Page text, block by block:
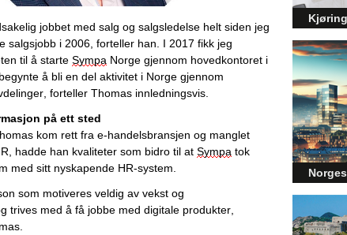
jobbet med salg og salgsledelse helt siden jeg
salgsjobb i 2006, forteller han. I 2017 fikk jeg
til å starte Sympa Norge gjennom hovedkontoret i
begynte å bli en del aktivitet i Norge gjennom
, forteller Thomas innledningsvis.
på ett sted
kom rett fra e-handelsbransjen og manglet
hadde han kvaliteter som bidro til at Sympa tok
med sitt nyskapende HR-system.
som motiveres veldig av vekst og
trives med å få jobbe med digitale produkter
–
Elbiler
og
Den
jevn